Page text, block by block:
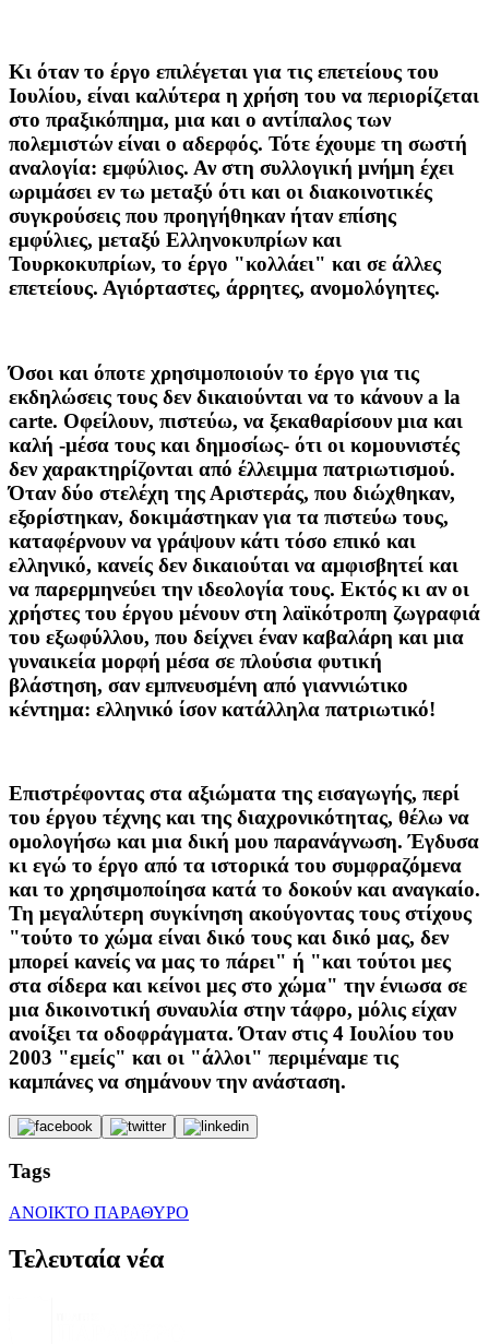
Κι όταν το έργο επιλέγεται για τις επετείους του
Ιουλίου, είναι καλύτερα η χρήση του να περιορίζεται
στο πραξικόπημα, μια και ο αντίπαλος των
πολεμιστών είναι ο αδερφός. Τότε έχουμε τη σωστή
αναλογία: εμφύλιος. Αν στη συλλογική μνήμη έχει
ωριμάσει εν τω μεταξύ ότι και οι διακοινοτικές
συγκρούσεις που προηγήθηκαν ήταν επίσης
εμφύλιες, μεταξύ Ελληνοκυπρίων και
Τουρκοκυπρίων, το έργο "κολλάει" και σε άλλες
επετείους. Αγιόρταστες, άρρητες, ανομολόγητες.
Όσοι και όποτε χρησιμοποιούν το έργο για τις
εκδηλώσεις τους δεν δικαιούνται να το κάνουν a la
carte. Οφείλουν, πιστεύω, να ξεκαθαρίσουν μια και
καλή -μέσα τους και δημοσίως- ότι οι κομουνιστές
δεν χαρακτηρίζονται από έλλειμμα πατριωτισμού.
Όταν δύο στελέχη της Αριστεράς, που διώχθηκαν,
εξορίστηκαν, δοκιμάστηκαν για τα πιστεύω τους,
καταφέρνουν να γράψουν κάτι τόσο επικό και
ελληνικό, κανείς δεν δικαιούται να αμφισβητεί και
να παρερμηνεύει την ιδεολογία τους. Εκτός κι αν οι
χρήστες του έργου μένουν στη λαϊκότροπη ζωγραφιά
του εξωφύλλου, που δείχνει έναν καβαλάρη και μια
γυναικεία μορφή μέσα σε πλούσια φυτική
βλάστηση, σαν εμπνευσμένη από γιαννιώτικο
κέντημα: ελληνικό ίσον κατάλληλα πατριωτικό!
Επιστρέφοντας στα αξιώματα της εισαγωγής, περί
του έργου τέχνης και της διαχρονικότητας, θέλω να
ομολογήσω και μια δική μου παρανάγνωση. Έγδυσα
κι εγώ το έργο από τα ιστορικά του συμφραζόμενα
και το χρησιμοποίησα κατά το δοκούν και αναγκαίο.
Τη μεγαλύτερη συγκίνηση ακούγοντας τους στίχους
"τούτο το χώμα είναι δικό τους και δικό μας, δεν
μπορεί κανείς να μας το πάρει" ή "και τούτοι μες
στα σίδερα και κείνοι μες στο χώμα" την ένιωσα σε
μια δικοινοτική συναυλία στην τάφρο, μόλις είχαν
ανοίξει τα οδοφράγματα. Όταν στις 4 Ιουλίου του
2003 "εμείς" και οι "άλλοι" περιμέναμε τις
καμπάνες να σημάνουν την ανάσταση.
Tags
ΑΝΟΙΚΤΟ ΠΑΡΑΘΥΡΟ
Τελευταία νέα